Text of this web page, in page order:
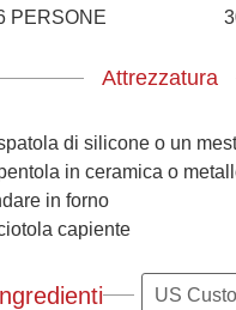
PERSONE
Attrezzatura
di silicone o un
in ceramica o
in forno
capiente
US